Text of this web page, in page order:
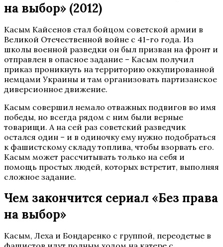
на выбор» (2012)
Касым Кайсенов стал бойцом советской армии в
Великой Отечественной войне с 41-го года. Из
школы военной разведки он был призван на фронт и
отправлен в опасное задание – Касым получил
приказ проникнуть на территорию оккупированной
немцами Украины и там организовать партизанское
диверсионное движение.
Касым совершил немало отважных подвигов во имя
победы, но всегда рядом с ним были верные
товарищи. А на сей раз советский разведчик
остался один – и в одиночку ему нужно подобраться
к фашистскому складу топлива, чтобы взорвать его.
Касым может рассчитывать только на себя и
помощь простых людей, которых встретит, выполняя
сложное задание.
Чем закончится сериал «Без права
на выбор»
Касым, Леха и Бондаренко с группой, переодетые в